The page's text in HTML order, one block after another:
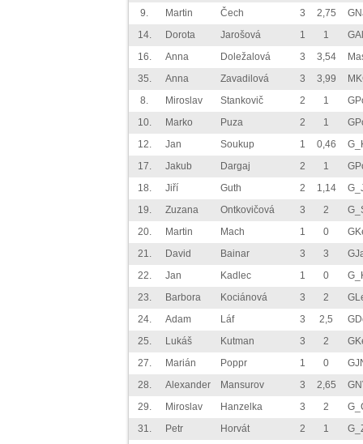
9.
Martin Čech 3 2,75
14.
Dorota Jarošová 1 1
16.
Anna Doležalová 3 3,54
35.
Anna Zavadilová 3 3,99
8.
Miroslav Stankovič 2 1
10.
Marko Puza 2 1
12.
Jan Soukup 1 0,46
17.
Jakub Dargaj 2 1
18.
Jiří Guth 2 1,14
19.
Zuzana Ontkovičová 3 2
20.
Martin Mach 1 0
21.
David Bainar 3 3
22.
Jan Kadlec 1 0
23.
Barbora Kociánová 3 2
24.
Adam Láf 3 2,5
25.
Lukáš Kutman 3 2
27.
Marián Poppr 1 0
28.
Alexander Mansurov 3 2,65
29.
Miroslav Hanzelka 3 2
31.
Petr Horvát 2 1